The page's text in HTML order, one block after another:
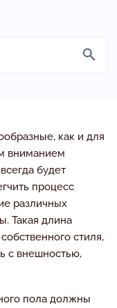
как и для
вниманием
будет
процесс
различных
Такая длина
стиля,
с внешностью,
пола должны